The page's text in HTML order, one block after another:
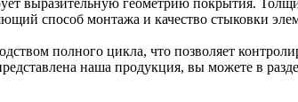
способ монтажа и качество стыковки
полного цикла, что позволяет
наша продукция, вы можете в